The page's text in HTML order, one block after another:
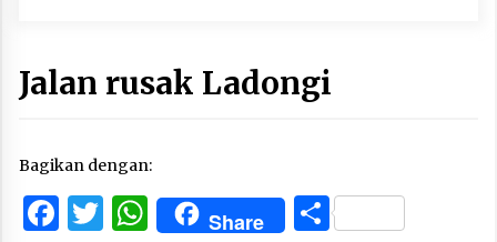
Jalan rusak Ladongi
Bagikan dengan:
Facebook
Twitter
WhatsApp
Share Share